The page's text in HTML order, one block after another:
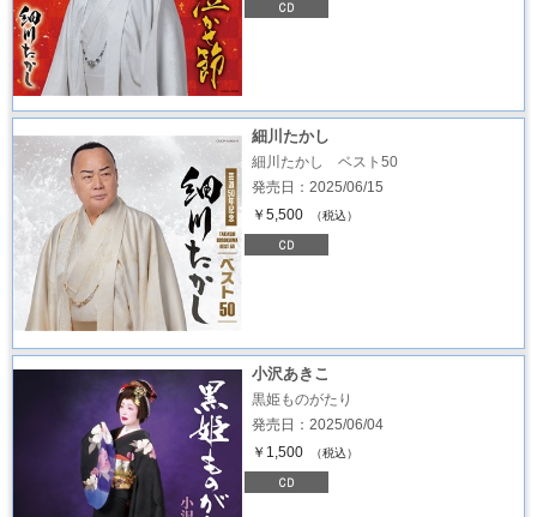
細川たかし
細川たかし ベスト50
発売日：2025/06/15
￥5,500
（税込）
小沢あきこ
黒姫ものがたり
発売日：2025/06/04
￥1,500
（税込）